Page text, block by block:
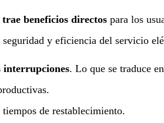
beneficios directos para los
y eficiencia del servicio
interrupciones. Lo que se traduce
de restablecimiento.